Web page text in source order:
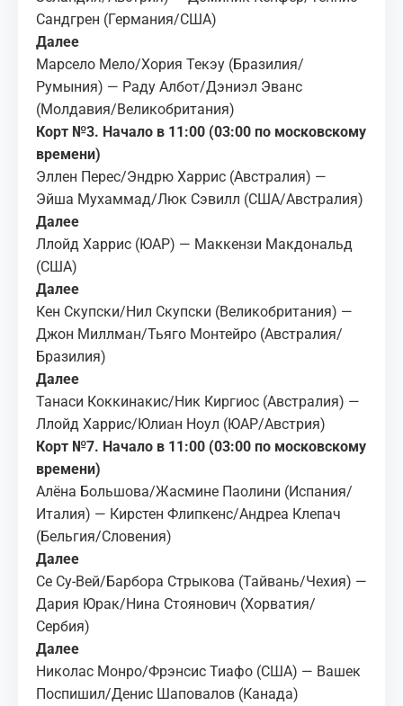
Сандгрен (Германия/США)
Далее
Марсело Мело/Хория Текэу (Бразилия/
Румыния) — Раду Албот/Дэниэл Эванс
(Молдавия/Великобритания)
Корт №3. Начало в 11:00 (03:00 по московскому
времени)
Эллен Перес/Эндрю Харрис (Австралия) —
Эйша Мухаммад/Люк Сэвилл (США/Австралия)
Далее
Ллойд Харрис (ЮАР) — Маккензи Макдональд
(США)
Далее
Кен Скупски/Нил Скупски (Великобритания) —
Джон Миллман/Тьяго Монтейро (Австралия/
Бразилия)
Далее
Танаси Коккинакис/Ник Киргиос (Австралия) —
Ллойд Харрис/Юлиан Ноул (ЮАР/Австрия)
Корт №7. Начало в 11:00 (03:00 по московскому
времени)
Алёна Большова/Жасмине Паолини (Испания/
Италия) — Кирстен Флипкенс/Андреа Клепач
(Бельгия/Словения)
Далее
Се Су-Вей/Барбора Стрыкова (Тайвань/Чехия) —
Дария Юрак/Нина Стоянович (Хорватия/
Сербия)
Далее
Николас Монро/Фрэнсис Тиафо (США) — Вашек
Поспишил/Денис Шаповалов (Канада)